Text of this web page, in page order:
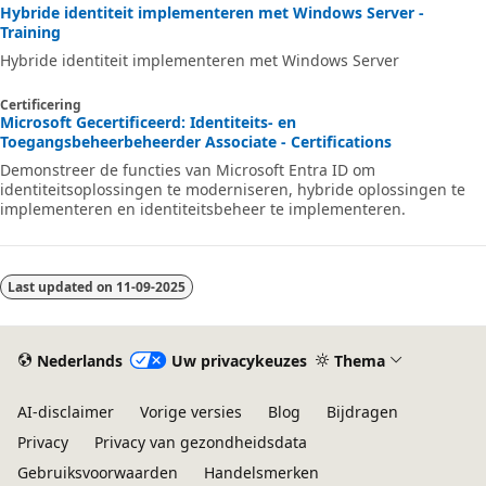
a
h
y
b
r
i
d
v
e
Hybride identiteit implementeren met Windows Server -
Training
Hybride identiteit implementeren met Windows Server
Certificering
Microsoft Gecertificeerd: Identiteits- en
Toegangsbeheerbeheerder Associate - Certifications
Demonstreer de functies van Microsoft Entra ID om
identiteitsoplossingen te moderniseren, hybride oplossingen te
implementeren en identiteitsbeheer te implementeren.
Last updated on 11-09-2025
Nederlands Uw privacykeuzes Thema
AI-disclaimer Vorige versies Blog
Bijdragen
Privacy
Privacy van gezondheidsdata
Gebruiksvoorwaarden
Handelsmerken